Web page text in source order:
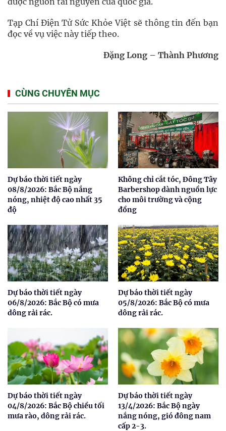
Tạp Chí Điện Tử Sức Khỏe Việt sẽ thông tin đến bạn
đọc về vụ việc này tiếp theo.
Đặng Long – Thành Phương
CÙNG CHUYÊN MỤC
Dự báo thời tiết ngày
08/8/2026: Bắc Bộ nắng
nóng, nhiệt độ cao nhất 35
độ
Không chỉ cắt tóc, Đông Tây
Barbershop dành nguồn lực
cho môi trường và cộng
đồng
Dự báo thời tiết ngày
06/8/2026: Bắc Bộ có mưa
dông rải rác.
Dự báo thời tiết ngày
05/8/2026: Bắc Bộ có mưa
dông rải rác.
Dự báo thời tiết ngày
04/8/2026: Bắc Bộ chiều tối
mưa rào, dông rải rác.
Dự báo thời tiết ngày
13/4/2026: Bắc Bộ ngày
nắng nóng, gió đông nam
cấp 2-3.